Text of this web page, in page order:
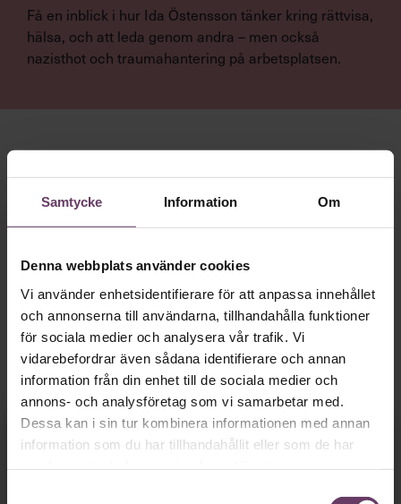
Samtycke Information Om
Denna webbplats använder cookies
Vi använder enhetsidentifierare för att anpassa innehållet
och annonserna till användarna, tillhandahålla funktioner
för sociala medier och analysera vår trafik. Vi
vidarebefordrar även sådana identifierare och annan
information från din enhet till de sociala medier och
annons- och analysföretag som vi samarbetar med.
Dessa kan i sin tur kombinera informationen med annan
information som du har tillhandahållit eller som de har
Få en inblick i hur Ida Östensson tänker kring rättvisa,
hälsa, och att leda genom andra – men också
nazisthot och traumahantering på arbetsplatsen.
hon lärt sig vikten av återhämtning och för att tuff träning
låter tankarna vila. ”Meditation funkar inte på mig. Det är
när jag får ta i som jag rensar huvudet”, säger hon.
organisation som arbetar för att stoppa människohandel
och sexuell exploatering av barn. En trygg uppväxt i en
diskussionslysten familj och ett par avgörande händelser i
barndomen rustade henne tidigt för att våga göra sin röst
hörd och stå upp mot orättvisor och övergrepp.
Fokuset på lösningar och målinriktade kampanjer har
präglat hela hennes karriär.
”Jag ältar inte problem, jag löser dem”, säger hon.
Fortsätt läsa kostnadsfritt!